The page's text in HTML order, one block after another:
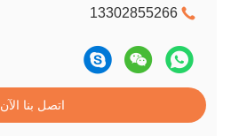
13302855266
اتصل بنا الآن